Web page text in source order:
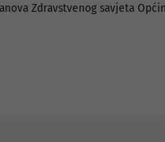
Zdravstvenog savjeta